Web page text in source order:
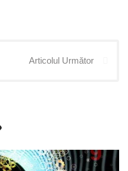
Articolul Următor